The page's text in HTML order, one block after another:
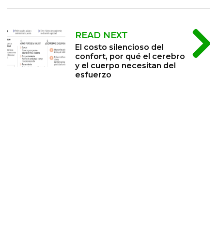
READ NEXT
El costo silencioso del
confort, por qué el cerebro
y el cuerpo necesitan del
esfuerzo